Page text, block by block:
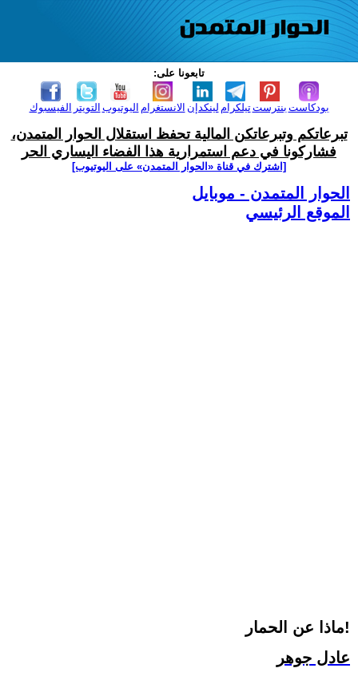
تابعونا على:
الفيسبوك التويتر اليوتيوب الانستغرام لينكدإن تيلكرامبنترست بودكاست
تبرعاتكم وتبرعاتكن المالية تحفظ استقلال الحوار المتمدن،
فشاركونا في دعم استمرارية هذا الفضاء اليساري الحر
[اشترك في قناة ‫«الحوار المتمدن» على اليوتيوب]
الحوار المتمدن - موبايل
الموقع الرئيسي
ماذا عن الحمار!
عادل جوهر